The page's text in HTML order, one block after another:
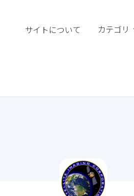
サイトについて カテゴリ